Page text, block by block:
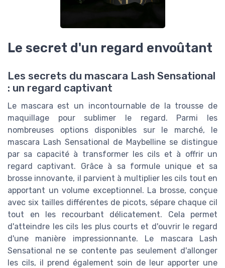
Le secret d'un regard envoûtant
Les secrets du mascara Lash Sensational
: un regard captivant
Le mascara est un incontournable de la trousse de
maquillage pour sublimer le regard. Parmi les
nombreuses options disponibles sur le marché, le
mascara Lash Sensational de Maybelline se distingue
par sa capacité à transformer les cils et à offrir un
regard captivant. Grâce à sa formule unique et sa
brosse innovante, il parvient à multiplier les cils tout en
apportant un volume exceptionnel. La brosse, conçue
avec six tailles différentes de picots, sépare chaque cil
tout en les recourbant délicatement. Cela permet
d'atteindre les cils les plus courts et d'ouvrir le regard
d'une manière impressionnante. Le mascara Lash
Sensational ne se contente pas seulement d'allonger
les cils, il prend également soin de leur apporter une